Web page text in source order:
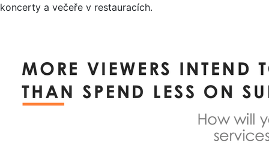
koncerty a večeře v restauracích.